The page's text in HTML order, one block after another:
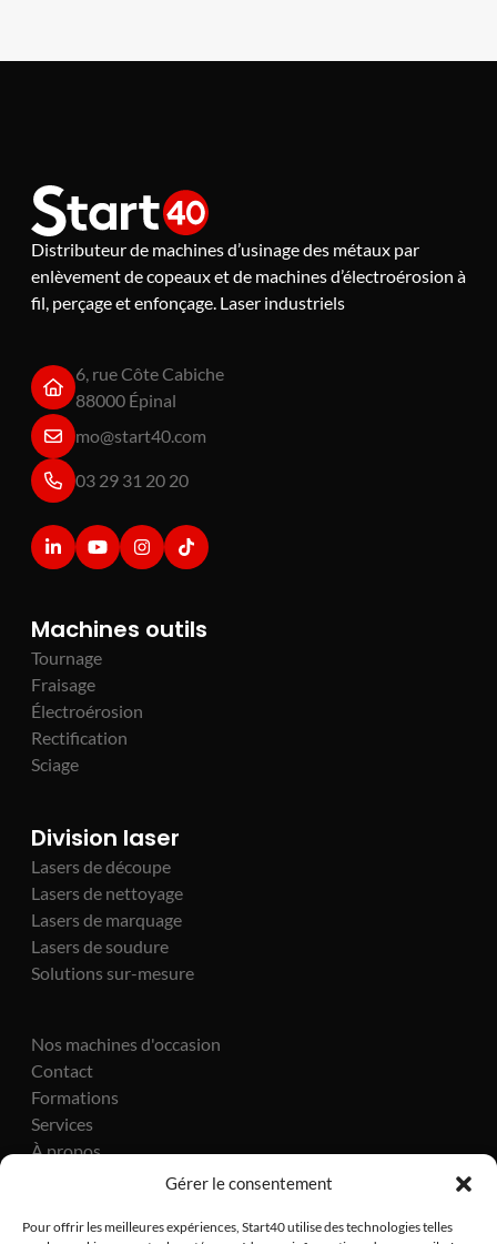
Gérer le consentement
Pour offrir les meilleures expériences, Start40 utilise des technologies telles
Distributeur de machines d’usinage des métaux par
enlèvement de copeaux et de machines d’électroérosion à
fil, perçage et enfonçage. Laser industriels
6, rue Côte Cabiche
88000 Épinal
mo@start40.com
03 29 31 20 20
Machines outils
Tournage
Fraisage
Électroérosion
Rectification
Sciage
Division laser
Lasers de découpe
Lasers de nettoyage
Lasers de marquage
Lasers de soudure
Solutions sur-mesure
Nos machines d'occasion
Contact
Formations
Services
À propos